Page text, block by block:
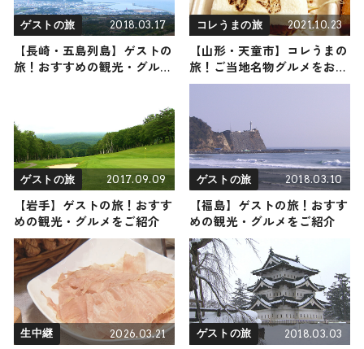
ゲストの旅 2018.03.17
【長崎・五島列島】ゲストの
旅！おすすめの観光・グルメ
コレうまの旅 2021.10.23
【山形・天童市】コレうまの
旅！ご当地名物グルメをお届
け
ゲストの旅 2017.09.09
【岩手】ゲストの旅！おすす
めの観光・グルメをご紹介
ゲストの旅 2018.03.10
【福島】ゲストの旅！おすす
めの観光・グルメをご紹介
生中継 2026.03.21 ゲストの旅 2018.03.03